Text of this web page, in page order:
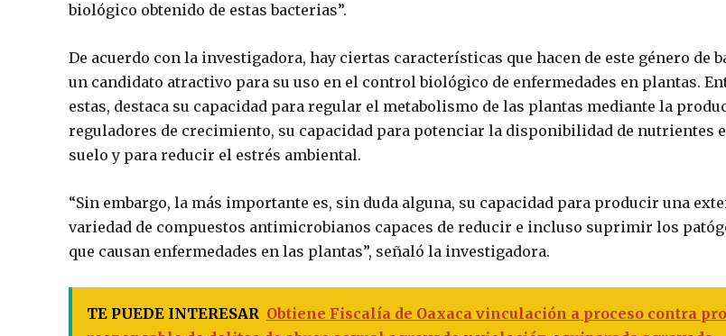
biológico obtenido de estas bacterias”.
De acuerdo con la investigadora, hay ciertas características que hacen de este género de
un candidato atractivo para su uso en el control biológico de enfermedades en plantas.
estas, destaca su capacidad para regular el metabolismo de las plantas mediante la
reguladores de crecimiento, su capacidad para potenciar la disponibilidad de nutrientes
suelo y para reducir el estrés ambiental.
“Sin embargo, la más importante es, sin duda alguna, su capacidad para producir una
variedad de compuestos antimicrobianos capaces de reducir e incluso suprimir los
que causan enfermedades en las plantas”, señaló la investigadora.
TE PUEDE INTERESAR Obtiene Fiscalía de Oaxaca vinculación a proceso contra